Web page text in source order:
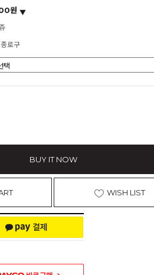
원
로구
BUY IT NOW
WISH LIST